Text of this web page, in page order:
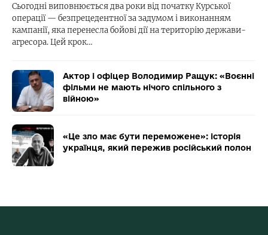
Сьогодні виповнюється два роки від початку Курської
операції — безпрецедентної за задумом і виконанням
кампанії, яка перенесла бойові дії на територію держави-
агресора. Цей крок…
Актор і офіцер Володимир Ращук: «Воєнні
фільми не мають нічого спільного з
війною»
«Це зло має бути переможене»: історія
українця, який пережив російський полон